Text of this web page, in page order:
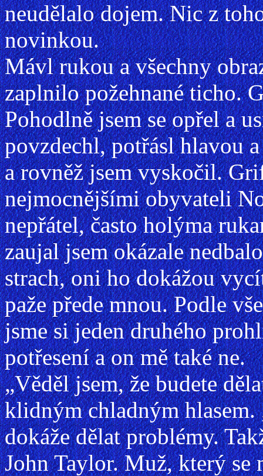
neudělalo dojem. Nic z
novinkou.
Mávl rukou a všechny
zaplnilo požehnané ticho.
Pohodlně jsem se opřel a
povzdechl, potřásl hlavou
a rovněž jsem vyskočil.
nejmocnějšími obyvateli
nepřátel, často holýma
zaujal jsem okázale
strach, oni ho dokážou
paže přede mnou. Podle
jsme si jeden druhého
potřesení a on mě také ne.
„Věděl jsem, že budete
klidným chladným
dokáže dělat problémy.
John Taylor. Muž, který se